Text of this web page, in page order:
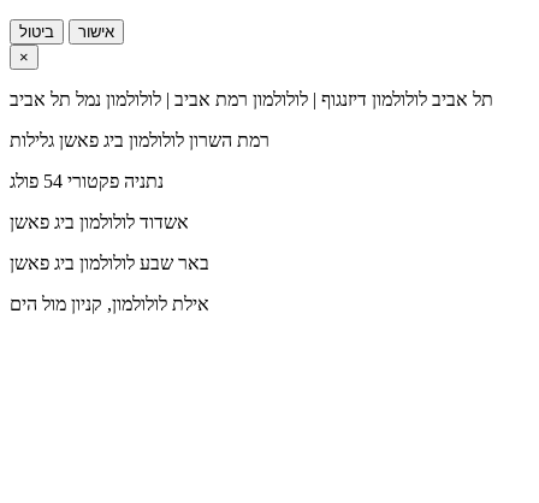
ביטול
אישור
×
תל אביב לולולמון דיזנגוף | לולולמון רמת אביב | לולולמון נמל תל אביב
רמת השרון לולולמון ביג פאשן גלילות
נתניה פקטורי 54 פולג
אשדוד לולולמון ביג פאשן
באר שבע לולולמון ביג פאשן
אילת לולולמון, קניון מול הים